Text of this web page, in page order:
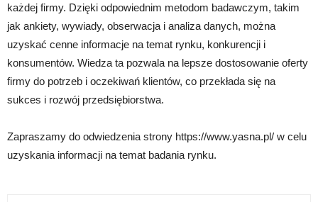
każdej firmy. Dzięki odpowiednim metodom badawczym, takim
jak ankiety, wywiady, obserwacja i analiza danych, można
uzyskać cenne informacje na temat rynku, konkurencji i
konsumentów. Wiedza ta pozwala na lepsze dostosowanie oferty
firmy do potrzeb i oczekiwań klientów, co przekłada się na
sukces i rozwój przedsiębiorstwa.
Zapraszamy do odwiedzenia strony https://www.yasna.pl/ w celu
uzyskania informacji na temat badania rynku.